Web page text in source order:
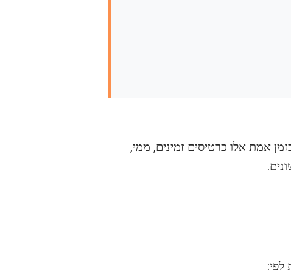
אמת אלו כרטיסים זמינים, ממי,
לפי: